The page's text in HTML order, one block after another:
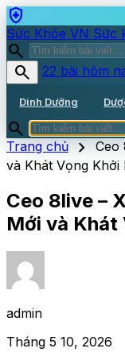
health_and_safety
Sức Khỏe VN Sức
search
search
22 bài hôm
Dinh Dưỡng
search
Trang chủ chevron_right Ceo
và Khát Vọng Khởi
Ceo 8live –
Mới và Khát
admin
Tháng 5 10, 2026